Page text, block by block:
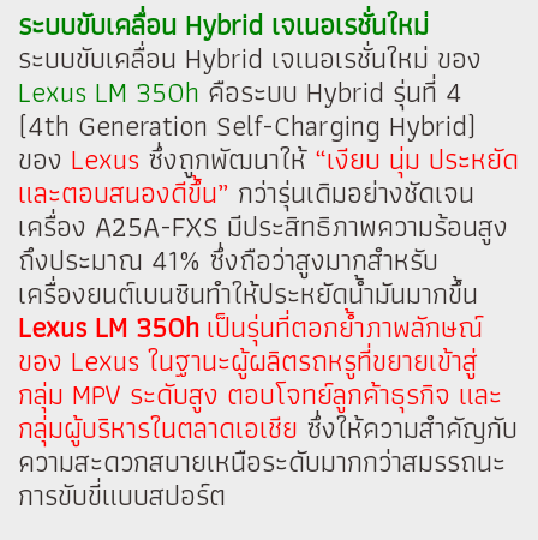
ระบบขับเคลื่อน Hybrid เจเนอเรชั่นใหม่
ระบบขับเคลื่อน Hybrid เจเนอเรชั่นใหม่ ของ
Lexus LM 350h คือระบบ Hybrid รุ่นที่ 4
(4th Generation Self-Charging Hybrid)
ของ Lexus ซึ่งถูกพัฒนาให้“เงียบ นุ่ม ประหยัด
และตอบสนองดีขึ้น” กว่ารุ่นเดิมอย่างชัดเจน
เครื่อง A25A-FXS มีประสิทธิภาพความร้อนสูง
ถึงประมาณ 41% ซึ่งถือว่าสูงมากสำหรับ
เครื่องยนต์เบนซินทำให้ประหยัดน้ำมันมากขึ้น
Lexus LM 350hเป็นรุ่นที่ตอกย้ำภาพลักษณ์
ของ Lexus ในฐานะผู้ผลิตรถหรูที่ขยายเข้าสู่
กลุ่ม MPV ระดับสูง ตอบโจทย์ลูกค้าธุรกิจ และ
กลุ่มผู้บริหารในตลาดเอเชีย ซึ่งให้ความสำคัญกับ
ความสะดวกสบายเหนือระดับมากกว่าสมรรถนะ
การขับขี่แบบสปอร์ต